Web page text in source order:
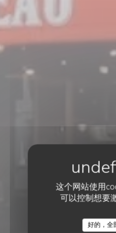
这个网站使用
可以控制想要
好的，全
酒吧小酒馆•
Au Petit